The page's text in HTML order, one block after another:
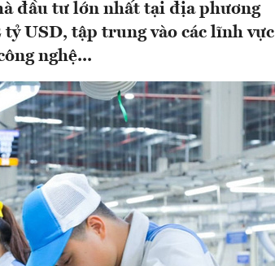
đầu tư lớn nhất tại địa phương
USD, tập trung vào các lĩnh vực
nghệ...